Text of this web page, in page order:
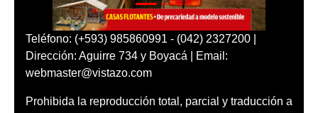
Teléfono: (+593) 985860991 - (042) 2327200 |
Dirección: Aguirre 734 y Boyacá | Email:
webmaster@vistazo.com
Prohibida la reproducción total, parcial y traducción a